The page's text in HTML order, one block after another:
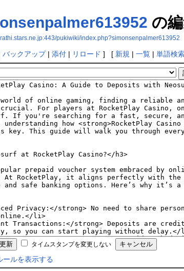
の
pukiwiki/index.php?simonsenpalmer613952
バックアップ| 添付| リロード ] [ 新規 | 一覧| 単語検
タイムスタンプを変更しない
ールを表示する